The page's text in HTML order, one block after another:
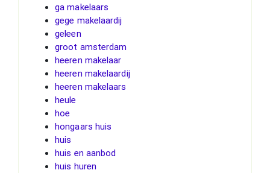
ga makelaars
gege makelaardij
geleen
groot amsterdam
heeren makelaar
heeren makelaardij
heeren makelaars
heule
hoe
hongaars huis
huis
huis en aanbod
huis huren